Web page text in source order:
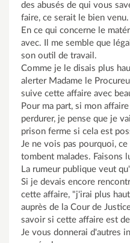
des abusés de qui vous
faire, ce serait le bien venu.
En ce qui concerne le
avec. Il me semble que
son outil de travail.
Comme je le disais plus
alerter Madame le
suive cette affaire avec
Pour ma part, si mon
perdurer, je pense que je
prison ferme si cela est
Je ne vois pas pourquoi,
tombent malades. Faisons
La rumeur publique veut
Si je devais encore
cette affaire, "j'irai plus
auprès de la Cour de
savoir si cette affaire est
Je vous donnerai d'autres